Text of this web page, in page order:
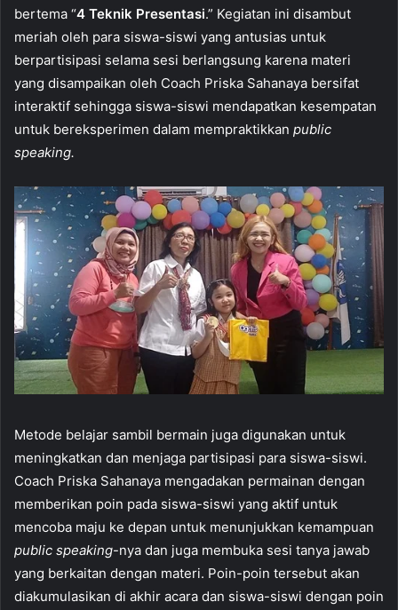
bertema “4 Teknik Presentasi.” Kegiatan ini disambut
meriah oleh para siswa-siswi yang antusias untuk
berpartisipasi selama sesi berlangsung karena materi
yang disampaikan oleh Coach Priska Sahanaya bersifat
interaktif sehingga siswa-siswi mendapatkan kesempatan
untuk bereksperimen dalam mempraktikkan public
speaking.
Metode belajar sambil bermain juga digunakan untuk
meningkatkan dan menjaga partisipasi para siswa-siswi.
Coach Priska Sahanaya mengadakan permainan dengan
memberikan poin pada siswa-siswi yang aktif untuk
mencoba maju ke depan untuk menunjukkan kemampuan
public speaking-nya dan juga membuka sesi tanya jawab
yang berkaitan dengan materi. Poin-poin tersebut akan
diakumulasikan di akhir acara dan siswa-siswi dengan poin